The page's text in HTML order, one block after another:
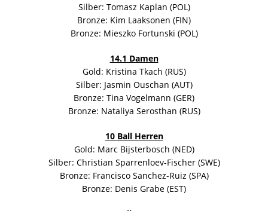
Silber: Tomasz Kaplan (POL)
Bronze: Kim Laaksonen (FIN)
Bronze: Mieszko Fortunski (POL)
14.1 Damen
Gold: Kristina Tkach (RUS)
Silber: Jasmin Ouschan (AUT)
Bronze: Tina Vogelmann (GER)
Bronze: Nataliya Serosthan (RUS)
10 Ball Herren
Gold: Marc Bijsterbosch (NED)
Silber: Christian Sparrenloev-Fischer (SWE)
Bronze: Francisco Sanchez-Ruiz (SPA)
Bronze: Denis Grabe (EST)